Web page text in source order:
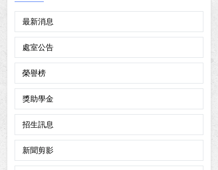
最新消息
處室公告
榮譽榜
獎助學金
招生訊息
新聞剪影